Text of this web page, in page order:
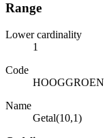
Range
Lower cardinality
1
Code
HOOGGROEN
Name
Getal(10,1)